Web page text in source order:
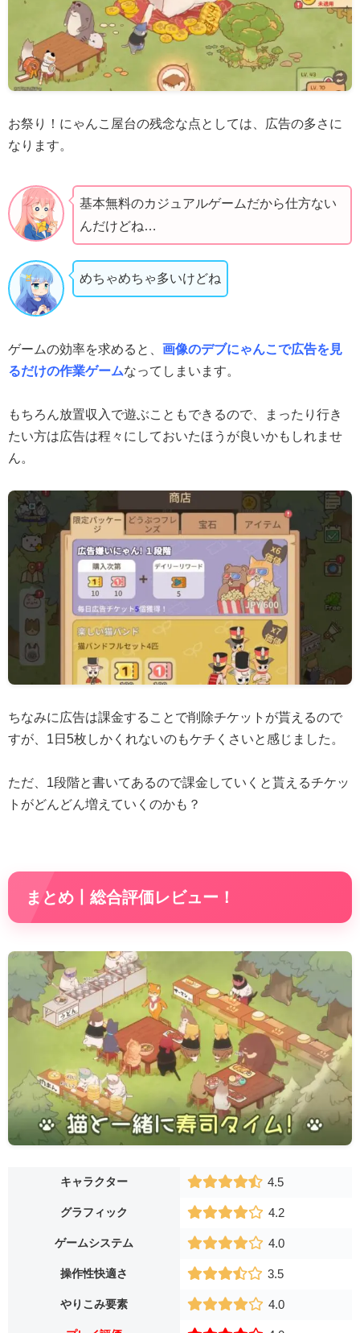
お祭り！にゃんこ屋台の残念な点としては、広告の多さに
なります。
基本無料のカジュアルゲームだから仕方ない
んだけどね…
めちゃめちゃ多いけどね
ゲームの効率を求めると、 画像のデブにゃんこで広告を見
るだけの作業ゲームなってしまいます。
もちろん放置収入で遊ぶこともできるので、まったり行き
たい方は広告は程々にしておいたほうが良いかもしれませ
ん。
ちなみに広告は課金することで削除チケットが貰えるので
すが、1日5枚しかくれないのもケチくさいと感じました。
ただ、1段階と書いてあるので課金していくと貰えるチケッ
トがどんどん増えていくのかも？
まとめ丨総合評価レビュー！
キャラクター 4.5
グラフィック 4.2
ゲームシステム 4.0
操作性快適さ 3.5
やりこみ要素 4.0